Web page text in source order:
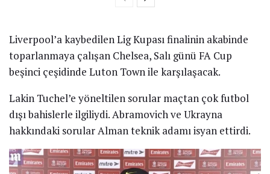
Liverpool’a kaybedilen Lig Kupası finalinin akabinde
toparlanmaya çalışan Chelsea, Salı günü FA Cup
beşinci çeşidinde Luton Town ile karşılaşacak.
Lakin Tuchel’e yöneltilen sorular maçtan çok futbol
dışı bahislerle ilgiliydi. Abramovich ve Ukrayna
hakkındaki sorular Alman teknik adamı isyan ettirdi.